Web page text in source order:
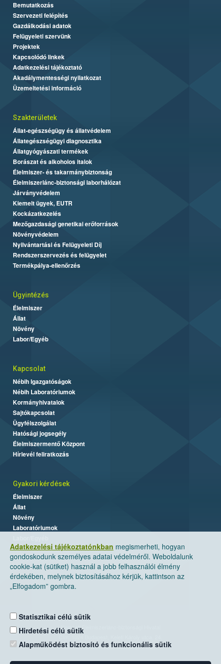
Adatkezelési tájékoztatónkban megismerheti, hogyan
gondoskodunk személyes adatai védelméről. Weboldalunk
cookie-kat (sütiket) használ a jobb felhasználói élmény
érdekében, melynek biztosításához kérjük, kattintson az
„Elfogadom” gombra.
Statisztikai célú sütik
Hirdetési célú sütik
Alapműködést biztosító és funkcionális sütik
Bemutatkozás
Szervezeti felépítés
Gazdálkodási adatok
Felügyeleti szervünk
Projektek
Kapcsolódó linkek
Adatkezelési tájékoztató
Akadálymentességi nyilatkozat
Üzemeltetési információ
Szakterületek
Állat-egészségügy és állatvédelem
Állategészségügyi diagnosztika
Állatgyógyászati termékek
Borászat és alkoholos italok
Élelmiszer- és takarmánybiztonság
Élelmiszerlánc-biztonsági laborhálózat
Járványvédelem
Kiemelt ügyek, EUTR
Kockázatkezelés
Mezőgazdasági genetikai erőforrások
Növényvédelem
Nyilvántartási és Felügyeleti Díj
Rendszerszervezés és felügyelet
Termékpálya-ellenőrzés
Ügyintézés
Élelmiszer
Állat
Növény
Labor/Egyéb
Kapcsolat
Nébih Igazgatóságok
Nébih Laboratóriumok
Kormányhivatalok
Sajtókapcsolat
Ügyfélszolgálat
Hatósági jogsegély
Élelmiszermentő Központ
Hírlevél feliratkozás
Gyakori kérdések
Élelmiszer
Állat
Növény
Laboratóriumok
Nemzeti Élelmiszerlánc-biztonsági Hivatal
Levelezési cím: 1525 Budapest. Pf. 30.